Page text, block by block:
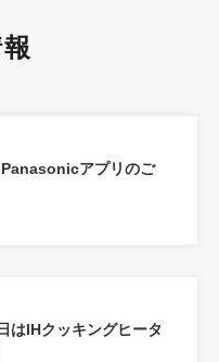
アプリのご
はIHクッキングヒータ